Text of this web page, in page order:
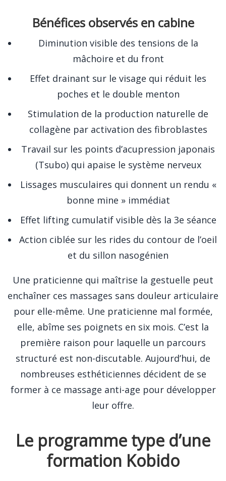
Bénéfices observés en cabine
Diminution visible des tensions de la
mâchoire et du front
Effet drainant sur le visage qui réduit les
poches et le double menton
Stimulation de la production naturelle de
collagène par activation des fibroblastes
Travail sur les points d’acupression japonais
(Tsubo) qui apaise le système nerveux
Lissages musculaires qui donnent un rendu «
bonne mine » immédiat
Effet lifting cumulatif visible dès la 3e séance
Action ciblée sur les rides du contour de l’oeil
et du sillon nasogénien
Une praticienne qui maîtrise la gestuelle peut
enchaîner ces massages sans douleur articulaire
pour elle-même. Une praticienne mal formée,
elle, abîme ses poignets en six mois. C’est la
première raison pour laquelle un parcours
structuré est non-discutable. Aujourd’hui, de
nombreuses esthéticiennes décident de se
former à ce massage anti-age pour développer
leur offre.
Le programme type d’une
formation Kobido